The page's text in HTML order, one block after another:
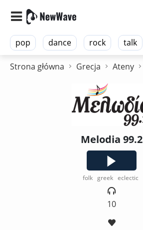
pop dance rock talk
Strona główna Grecja Ateny
Melodia 99.2
folk greek eclectic
10